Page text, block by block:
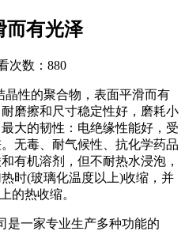
而有光泽
次数：880
晶性的聚合物，表面平滑而有
磨擦和尺寸稳定性好，磨耗小
大的韧性：电绝缘性能好，受
无毒、耐气候性、抗化学药品
有机溶剂，但不耐热水浸泡，
时(玻璃化温度以上)收缩，并
的热收缩。
是一家专业生产多种功能的